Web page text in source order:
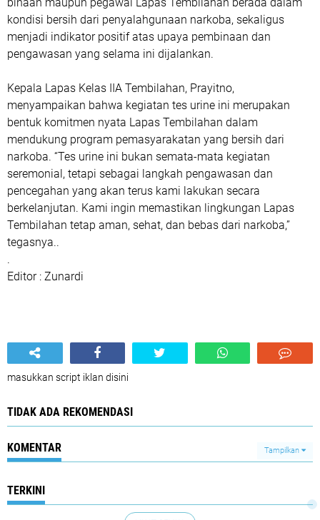
kondisi bersih dari penyalahgunaan narkoba, sekaligus
menjadi indikator positif atas upaya pembinaan dan
pengawasan yang selama ini dijalankan.
Kepala Lapas Kelas IIA Tembilahan, Prayitno,
menyampaikan bahwa kegiatan tes urine ini merupakan
bentuk komitmen nyata Lapas Tembilahan dalam
mendukung program pemasyarakatan yang bersih dari
narkoba. “Tes urine ini bukan semata-mata kegiatan
seremonial, tetapi sebagai langkah pengawasan dan
pencegahan yang akan terus kami lakukan secara
berkelanjutan. Kami ingin memastikan lingkungan Lapas
Tembilahan tetap aman, sehat, dan bebas dari narkoba,”
tegasnya..
.
Editor : Zunardi
masukkan script iklan disini
TIDAK ADA REKOMENDASI
KOMENTAR Tampilkan
TERKINI